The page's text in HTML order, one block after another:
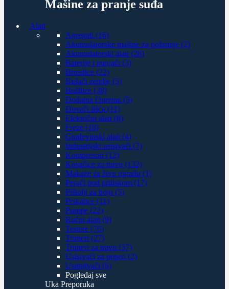
Mašine za pranje suđa
Alati
Agregati (16)
Akumulatorske mašine za poliranje (2)
Akumulatorski alati (26)
Baterije i punjači (3)
Brusilice (22)
Bušači zemlje (5)
Bušilice (38)
Dodatna Oprema (5)
Duvači lišća (11)
Električni alati (8)
Freze (18)
Građevinski alati (4)
Industrijski usisivači (7)
Kompresori (12)
Kosačice za travu (132)
Makaze za živu ogradu (1)
Perači pod pritiskom (17)
Pištolji za boju (5)
Prskalice (11)
Pumpe (22)
Ručni alati (9)
Testere (76)
Trimeri (27)
Trimeri za travu (37)
Usisivači za pepeo (2)
Usitnjivači (6)
Pogledaj sve
Uka Preporuka